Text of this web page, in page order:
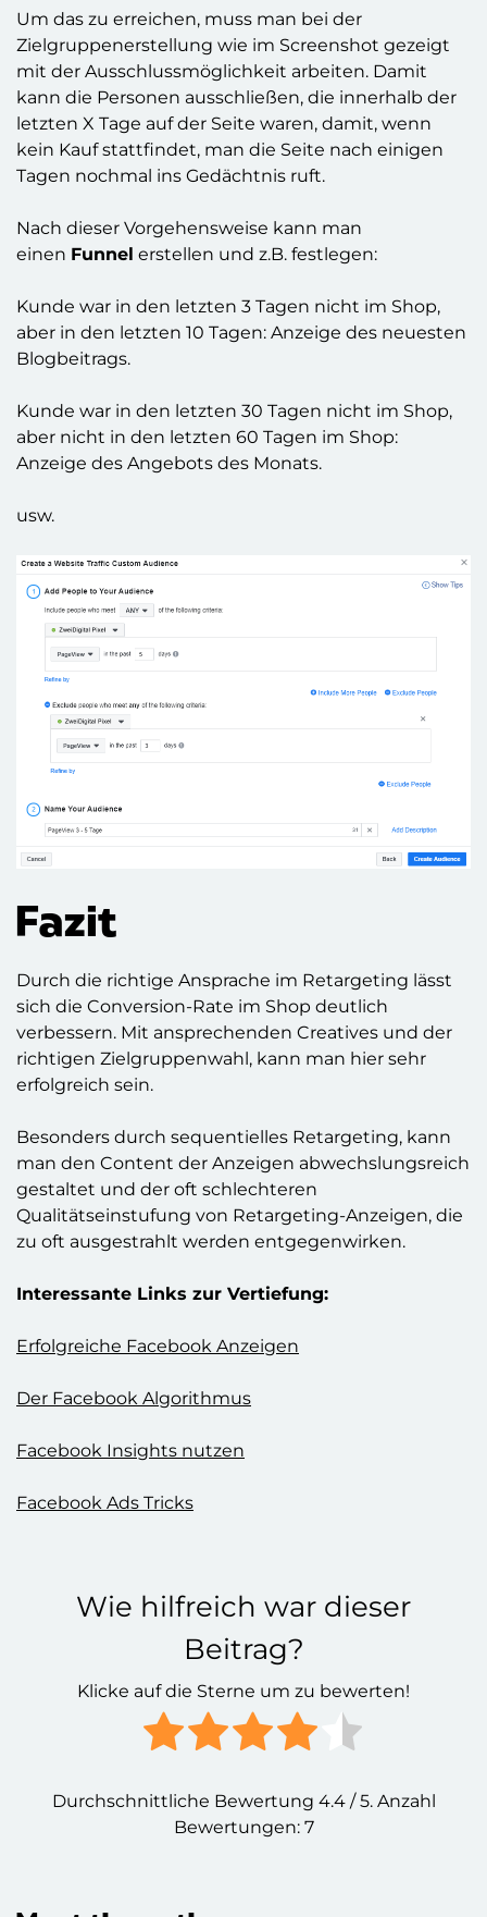
Um das zu erreichen, muss man bei der
Zielgruppenerstellung wie im Screenshot gezeigt
mit der Ausschlussmöglichkeit arbeiten. Damit
kann die Personen ausschließen, die innerhalb der
letzten X Tage auf der Seite waren, damit, wenn
kein Kauf stattfindet, man die Seite nach einigen
Tagen nochmal ins Gedächtnis ruft.
Nach dieser Vorgehensweise kann man
einen Funnel erstellen und z.B. festlegen:
Kunde war in den letzten 3 Tagen nicht im Shop,
aber in den letzten 10 Tagen: Anzeige des neuesten
Blogbeitrags.
Kunde war in den letzten 30 Tagen nicht im Shop,
aber nicht in den letzten 60 Tagen im Shop:
Anzeige des Angebots des Monats.
usw.
Fazit
Durch die richtige Ansprache im Retargeting lässt
sich die Conversion-Rate im Shop deutlich
verbessern. Mit ansprechenden Creatives und der
richtigen Zielgruppenwahl, kann man hier sehr
erfolgreich sein.
Besonders durch sequentielles Retargeting, kann
man den Content der Anzeigen abwechslungsreich
gestaltet und der oft schlechteren
Qualitätseinstufung von Retargeting-Anzeigen, die
zu oft ausgestrahlt werden entgegenwirken.
Interessante Links zur Vertiefung:
Erfolgreiche Facebook Anzeigen
Der Facebook Algorithmus
Facebook Insights nutzen
Facebook Ads Tricks
Wie hilfreich war dieser
Beitrag?
Klicke auf die Sterne um zu bewerten!
Durchschnittliche Bewertung 4.4/ 5. Anzahl
Bewertungen: 7